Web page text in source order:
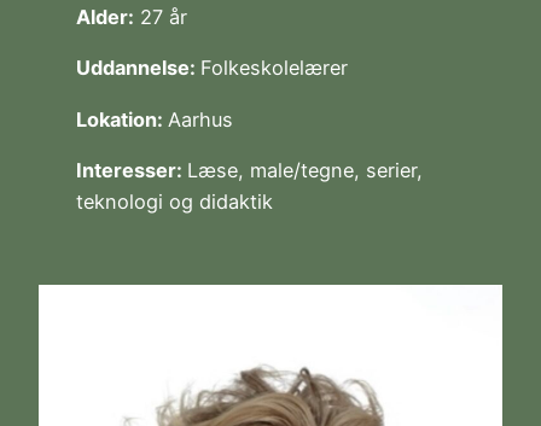
Alder: 27 år
Uddannelse: Folkeskolelærer
Lokation: Aarhus
Interesser: Læse, male/tegne, serier,
teknologi og didaktik